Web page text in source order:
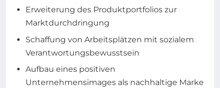
Erweiterung des Produktportfolios zur
Marktdurchdringung
Schaffung von Arbeitsplätzen mit sozialem
Verantwortungsbewusstsein
Aufbau eines positiven
Unternehmensimages als nachhaltige Marke